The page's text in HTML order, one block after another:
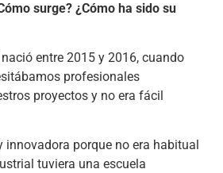
surge? ¿Cómo ha sido su
entre 2015 y 2016, cuando
profesionales
proyectos y no era fácil
innovadora porque no era habitual
tuviera una escuela